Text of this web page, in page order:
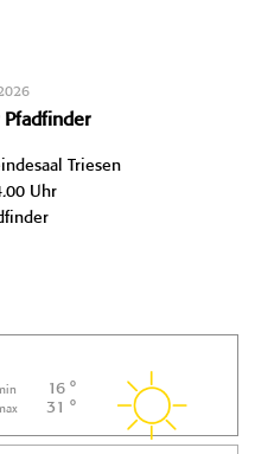
Pfadfinder
Triesen
Uhr
16 °
31 °